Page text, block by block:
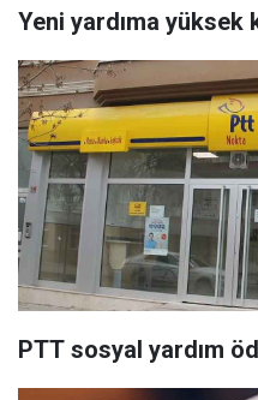
Yeni yardıma yüksek
PTT sosyal yardım